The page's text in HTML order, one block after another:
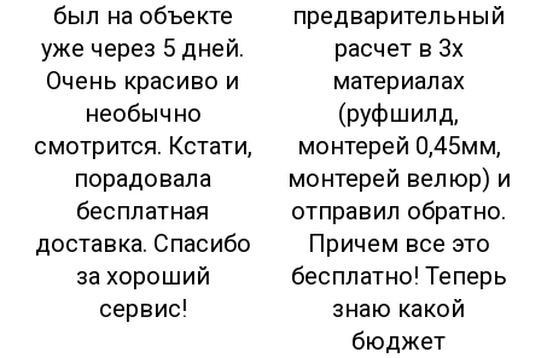
был на объекте
уже через 5 дней.
Очень красиво и
необычно
смотрится. Кстати,
порадовала
бесплатная
доставка. Спасибо
за хороший
сервис!
предварительный
расчет в 3х
материалах
(руфшилд,
монтерей 0,45мм,
монтерей велюр) и
отправил обратно.
Причем все это
бесплатно! Теперь
знаю какой
бюджет